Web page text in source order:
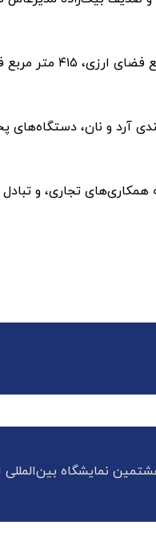
بسته‌بندی آرد و نان،
معرفی نوآوری‌ها، توسعه
نمایشگاه بین‌المللی